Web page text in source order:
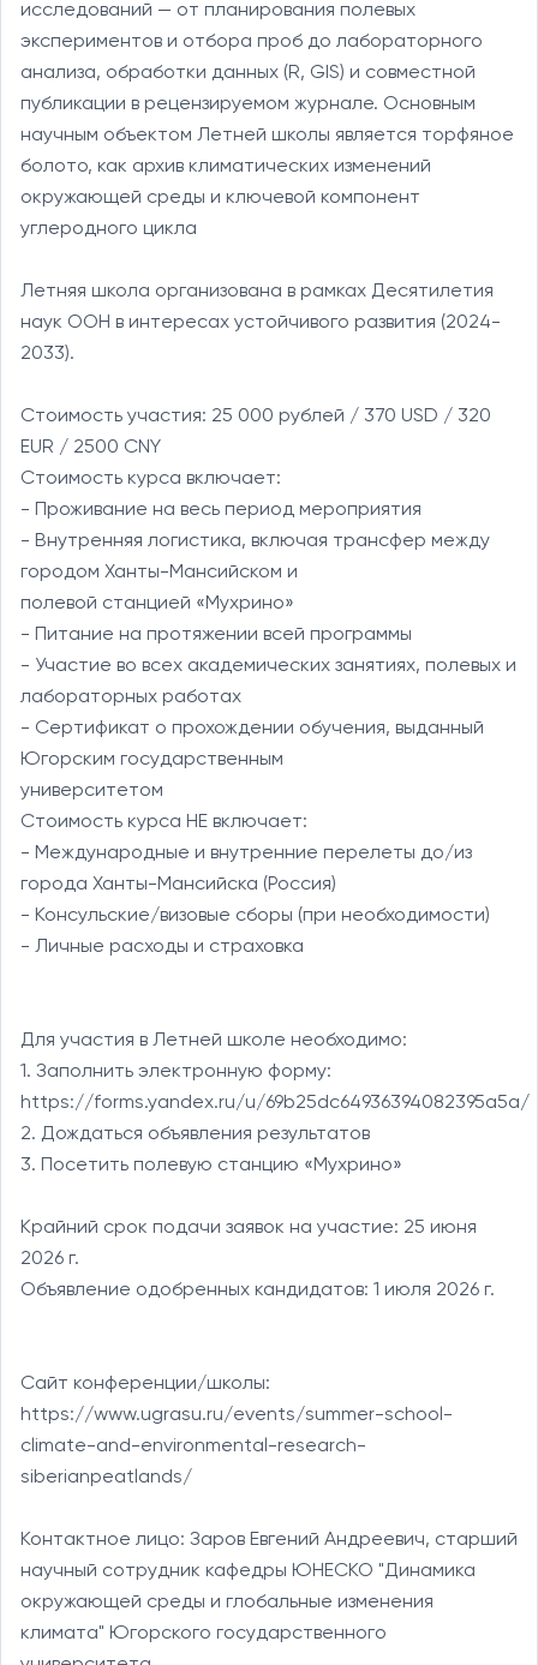
исследований — от планирования полевых
экспериментов и отбора проб до лабораторного
анализа, обработки данных (R, GIS) и совместной
публикации в рецензируемом журнале. Основным
научным объектом Летней школы является торфяное
болото, как архив климатических изменений
окружающей среды и ключевой компонент
углеродного цикла
Летняя школа организована в рамках Десятилетия
наук ООН в интересах устойчивого развития (2024-
2033).
Стоимость участия: 25 000 рублей / 370 USD / 320
EUR / 2500 CNY
Стоимость курса включает:
- Проживание на весь период мероприятия
- Внутренняя логистика, включая трансфер между
городом Ханты-Мансийском и
полевой станцией «Мухрино»
- Питание на протяжении всей программы
- Участие во всех академических занятиях, полевых и
лабораторных работах
- Сертификат о прохождении обучения, выданный
Югорским государственным
университетом
Стоимость курса НЕ включает:
- Международные и внутренние перелеты до/из
города Ханты-Мансийска (Россия)
- Консульские/визовые сборы (при необходимости)
- Личные расходы и страховка
Для участия в Летней школе необходимо:
1. Заполнить электронную форму:
https://forms.yandex.ru/u/69b25dc64936394082395a5a/
2. Дождаться объявления результатов
3. Посетить полевую станцию «Мухрино»
Крайний срок подачи заявок на участие: 25 июня
2026 г.
Объявление одобренных кандидатов: 1 июля 2026 г.
Сайт конференции/школы:
https://www.ugrasu.ru/events/summer-school-
climate-and-environmental-research-
siberianpeatlands/
Контактное лицо: Заров Евгений Андреевич, старший
научный сотрудник кафедры ЮНЕСКО "Динамика
окружающей среды и глобальные изменения
климата" Югорского государственного